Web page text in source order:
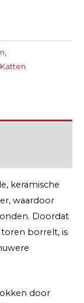
Katten
keramische
waardoor
Doordat
borrelt, is
door